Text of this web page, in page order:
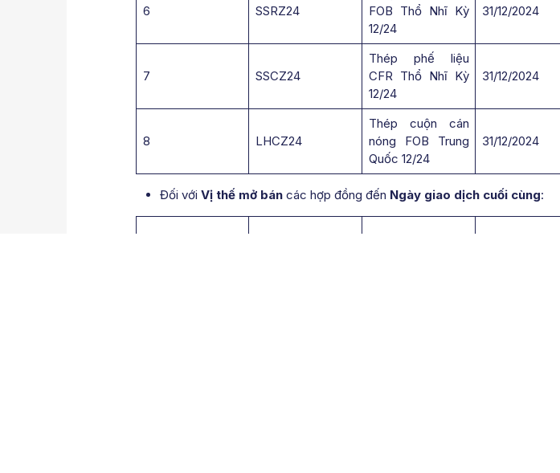
6 SSRZ24
FOB Thổ Nhĩ Kỳ
12/24
31/12/2024
7 SSCZ24
Thép phế liệu
CFR Thổ Nhĩ Kỳ
12/24
31/12/2024
8 LHCZ24
Thép cuộn cán
nóng FOB Trung
Quốc 12/24
31/12/2024
Đối vớiVị thế mở bán các hợp đồng đến Ngày giao dịch cuối cùng: